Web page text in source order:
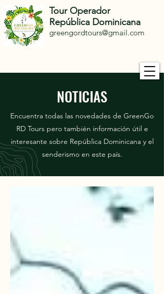
Tour Operador
República Dominicana
greengordtours@gmail.com
NOTICIAS
Encuentra todas las novedades de GreenGo
RD Tours pero también información útil e
interesante sobre República Dominicana y el
senderismo en este país.